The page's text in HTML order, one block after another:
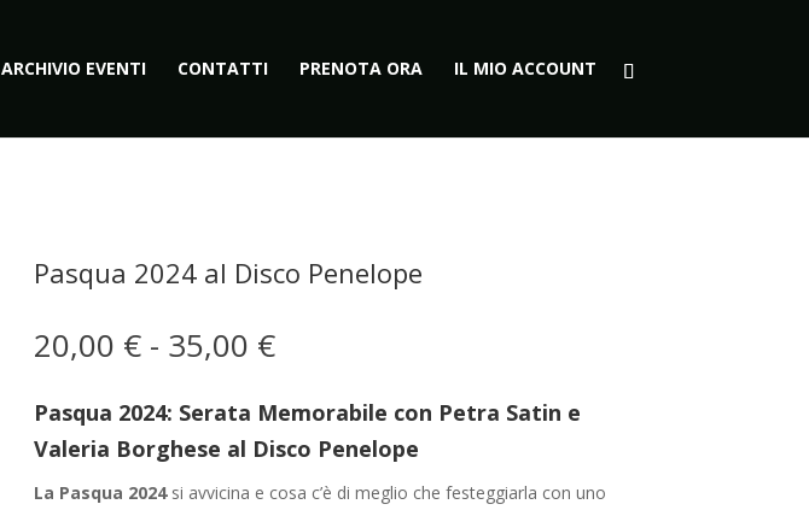
ARCHIVIO EVENTI CONTATTI PRENOTA ORA IL MIO ACCOUNT
Pasqua 2024 al Disco Penelope
20,00 € - 35,00 €Fascia
di
prezzo:
da
20,00 €
a
Pasqua 2024: Serata Memorabile con Petra Satin e
Valeria Borghese al Disco Penelope
La Pasqua 2024si avvicina e cosa c’è di meglio che festeggiarla con uno